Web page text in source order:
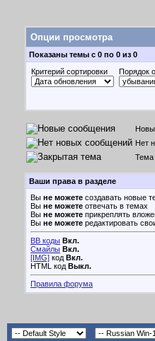
Опции просмотра
Показаны темы с 0 по 0 из 0
Критерий сортировки
Порядок
Нет
Тема
Ваши права в разделе
Вы не можете создавать новые
Вы не можете отвечать в темах
Вы не можете прикреплять
Вы не можете редактировать
BB коды Вкл.
Смайлы Вкл.
[IMG] код Вкл.
HTML код Выкл.
Правила форума